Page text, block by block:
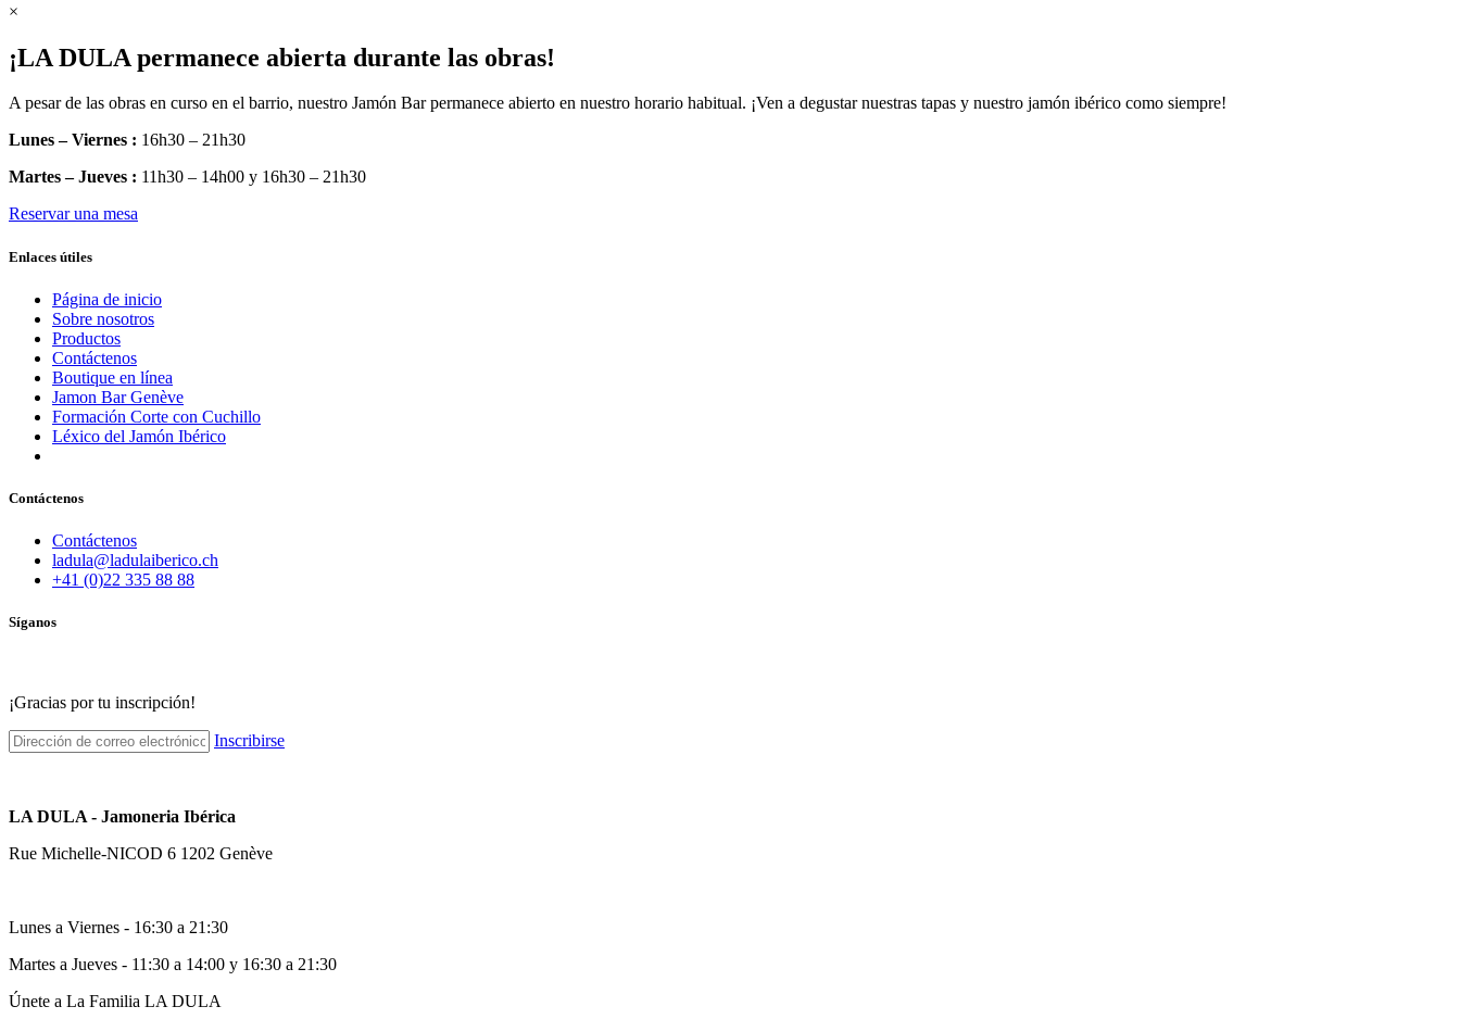
×
¡LA DULA permanece abierta durante las obras!
A pesar de las obras en curso en el barrio, nuestro Jamón Bar permanece abierto en nuestro horario habitual. ¡Ven a degustar nuestras tapas y nuestro jamón ibérico como siempre!
Lunes – Viernes : 16h30 – 21h30
Martes – Jueves : 11h30 – 14h00 y 16h30 – 21h30
Reservar una mesa
Enlaces útiles
Página de inicio
Sobre nosotros
Productos
Contáctenos
Boutique en línea
Jamon Bar Genève
Formación Corte con Cuchillo
Léxico del Jamón Ibérico
Contáctenos
Contáctenos
ladula@ladulaiberico.ch
+41 (0)22 335 88 88
Síganos
¡Gracias por tu inscripción!
Inscribirse
LA DULA - Jamoneria Ibérica
Rue Michelle-NICOD 6 1202 Genève
Lunes a Viernes - 16:30 a 21:30
Martes a Jueves - 11:30 a 14:00 y 16:30 a 21:30
Únete a La Familia LA DULA